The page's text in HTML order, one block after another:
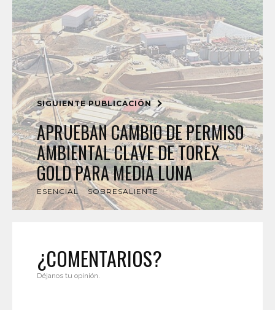
SIGUIENTE PUBLICACIÓN
APRUEBAN CAMBIO DE PERMISO
AMBIENTAL CLAVE DE TOREX
GOLD PARA MEDIA LUNA
ESENCIAL SOBRESALIENTE
¿COMENTARIOS?
Déjanos tu opinión.